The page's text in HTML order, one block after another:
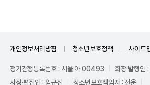
개인정보처리방침 청소년보호정책 사이트
정기간행등록번호 : 서울 아 00493
회장·발행인
사장·편집인 : 임규진
청소년보호책임자 : 전운